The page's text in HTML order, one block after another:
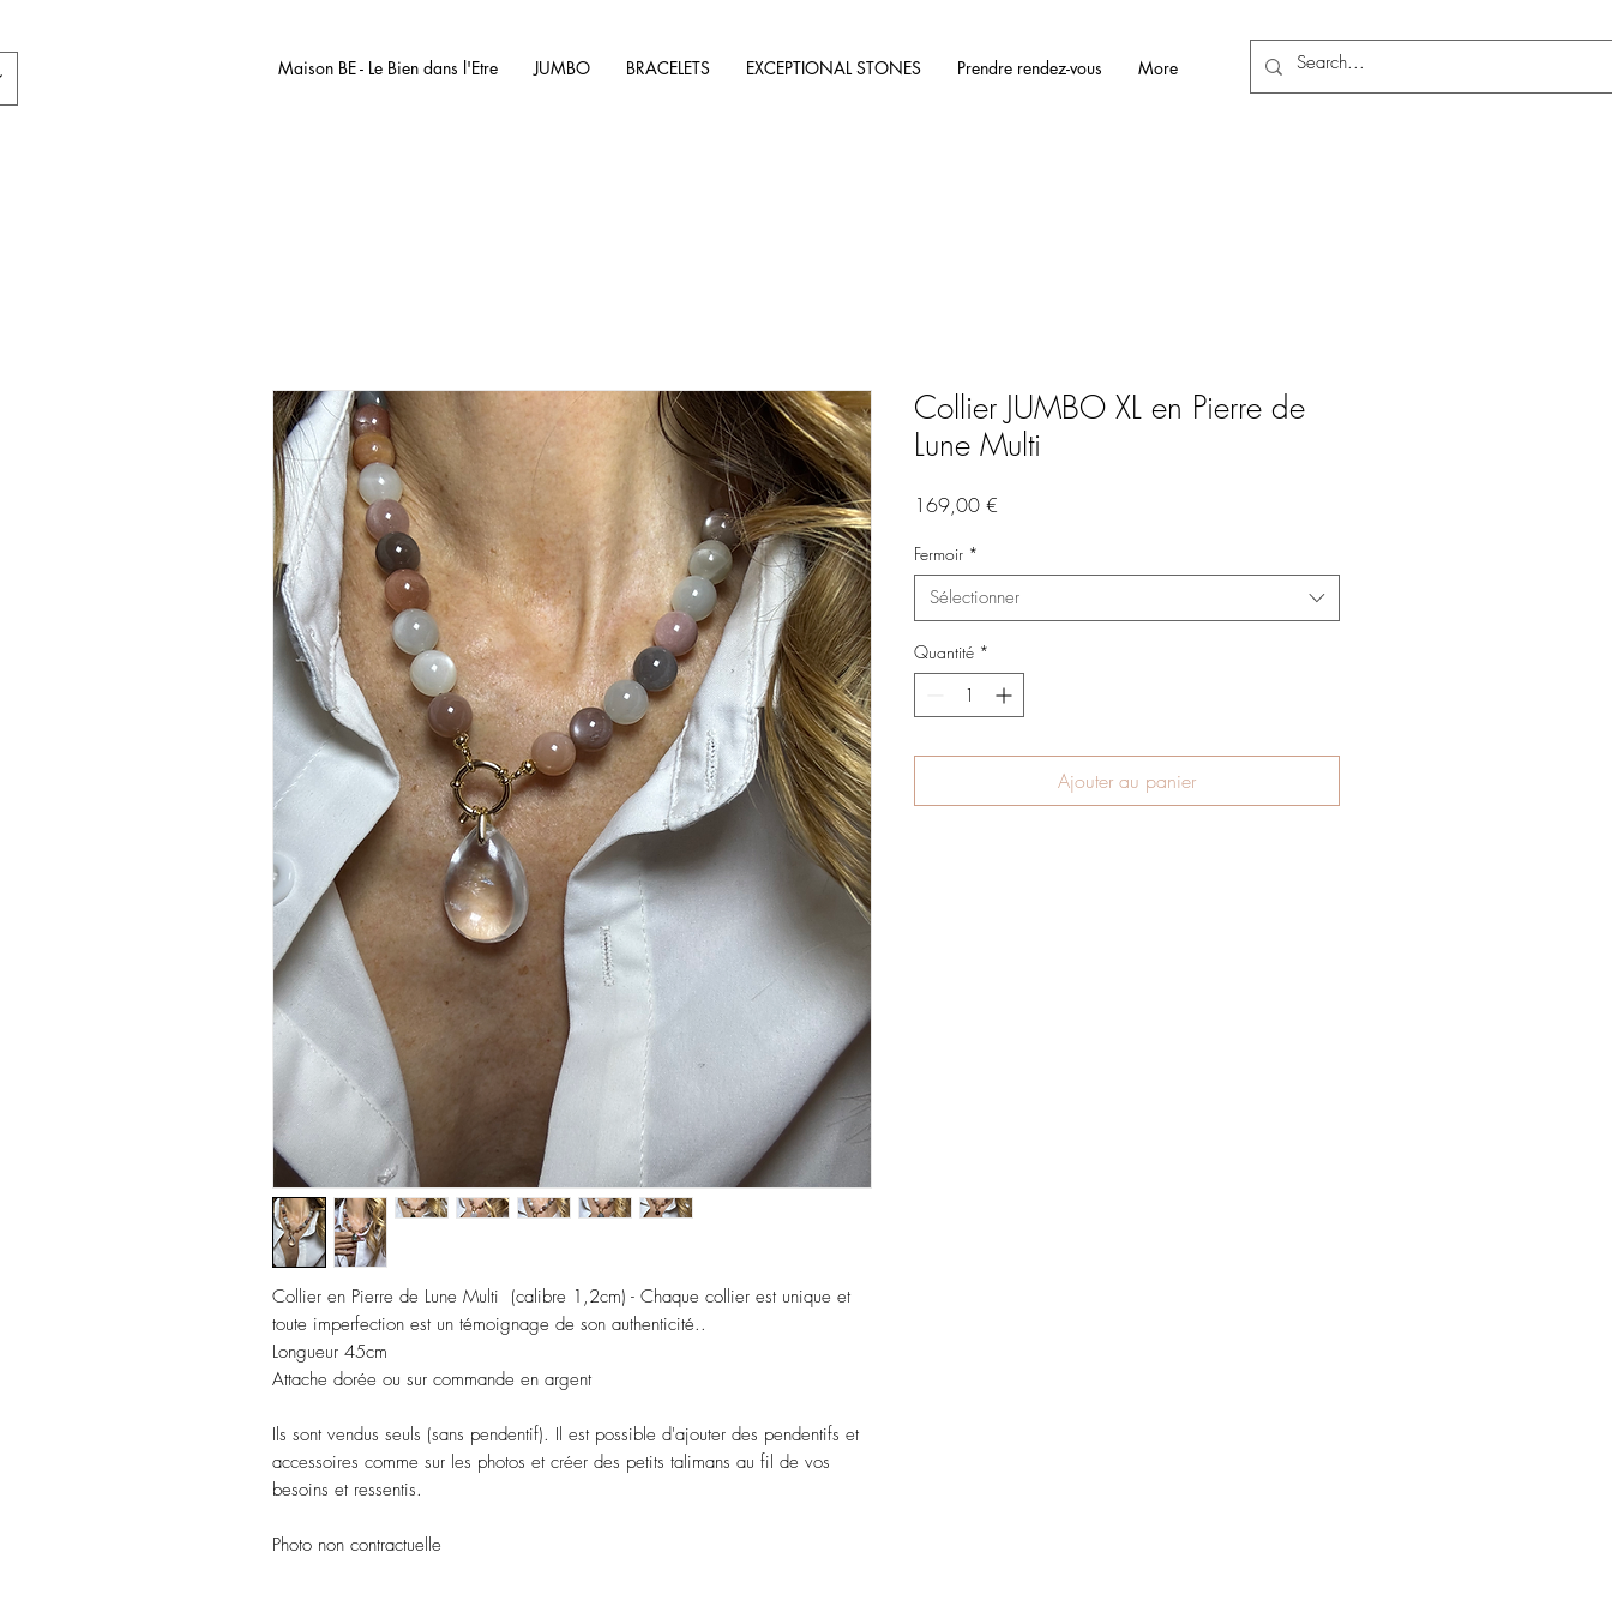
Maison BE - Le Bien dans l'Etre JUMBO BRACELETS EXCEPTIONAL STONES Prendre rendez-vous More
Collier en Pierre de Lune Multi (calibre 1,2cm) - Chaque collier est unique et
toute imperfection est un témoignage de son authenticité..
Longueur 45cm
Attache dorée ou sur commande en argent
Ils sont vendus seuls (sans pendentif). Il est possible d'ajouter des pendentifs et
accessoires comme sur les photos et créer des petits talimans au fil de vos
besoins et ressentis.
Photo non contractuelle
Collier JUMBO XL en Pierre de
Lune Multi
169,00 €
Fermoir *
Sélectionner
Quantité *
Ajouter au panier